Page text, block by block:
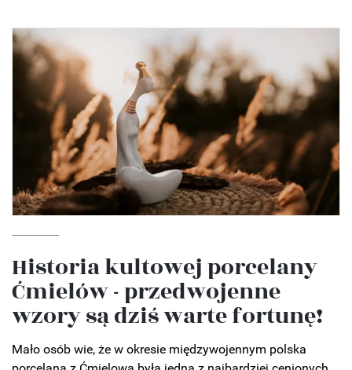
Historia kultowej porcelany
Ćmielów - przedwojenne
wzory są dziś warte fortunę!
Mało osób wie, że w okresie międzywojennym polska